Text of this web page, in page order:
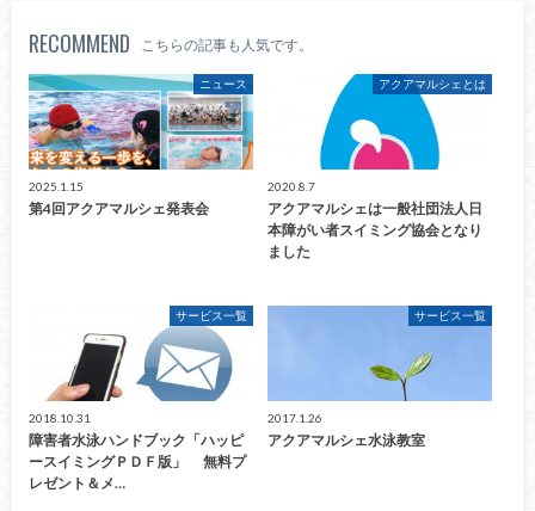
RECOMMEND こちらの記事も人気です。
ニュース
2025.1.15
第4回アクアマルシェ発表会
アクアマルシェとは
2020.8.7
アクアマルシェは一般社団法人日
本障がい者スイミング協会となり
ました
サービス一覧
2018.10.31
障害者水泳ハンドブック「ハッピ
ースイミングＰＤＦ版」 無料プ
レゼント＆メ…
サービス一覧
2017.1.26
アクアマルシェ水泳教室